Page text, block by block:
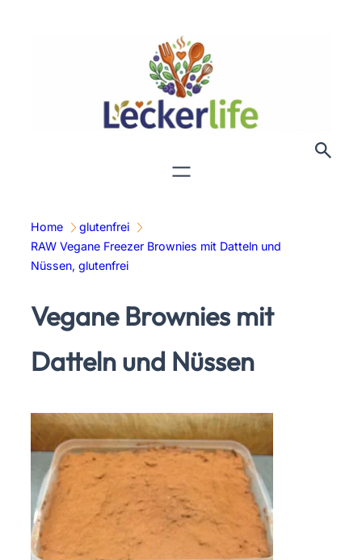
Home
glutenfrei
RAW Vegane Freezer Brownies mit Datteln und
Nüssen, glutenfrei
Vegane Brownies mit
Datteln und Nüssen